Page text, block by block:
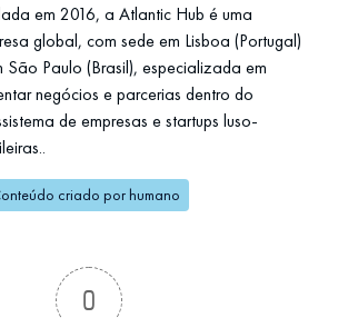
em 2016, a Atlantic Hub é uma
global, com sede em Lisboa (Portugal)
São Paulo (Brasil), especializada em
negócios e parcerias dentro do
de empresas e startups luso-
criado por humano
0